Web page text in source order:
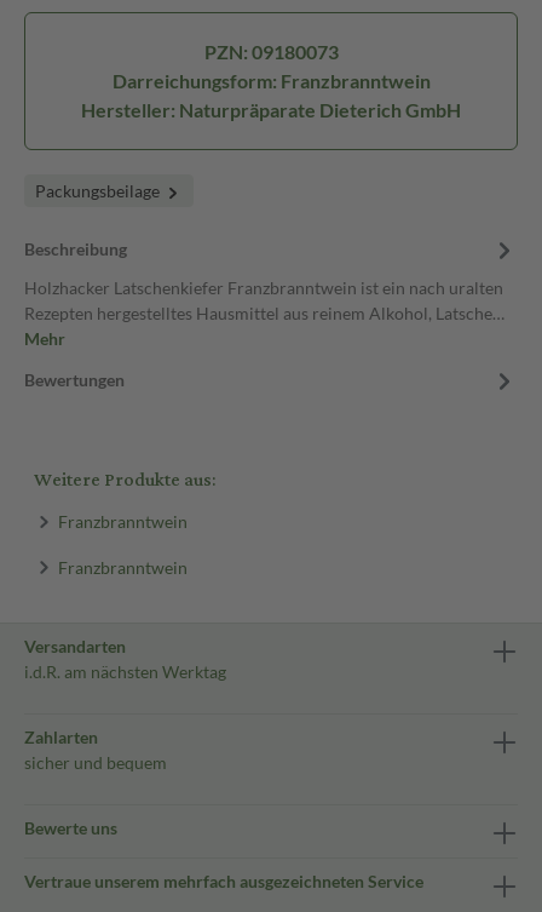
PZN: 09180073
Darreichungsform: Franzbranntwein
Hersteller: Naturpräparate Dieterich GmbH
Packungsbeilage
Beschreibung
Holzhacker Latschenkiefer Franzbranntwein ist ein nach uralten
Rezepten hergestelltes Hausmittel aus reinem Alkohol, Latsche…
Mehr
Bewertungen
Weitere Produkte aus:
Franzbranntwein
Franzbranntwein
Versandarten
i.d.R. am nächsten Werktag
Zahlarten
sicher und bequem
Bewerte uns
Vertraue unserem mehrfach ausgezeichneten Service